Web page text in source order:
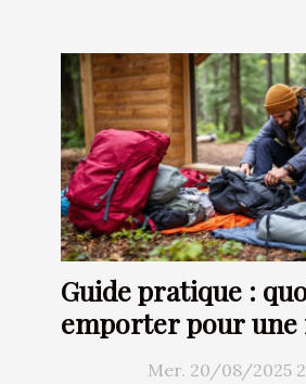
Guide pratique :
emporter pour une
cabane arborée ?
Mer. 20/08/2025